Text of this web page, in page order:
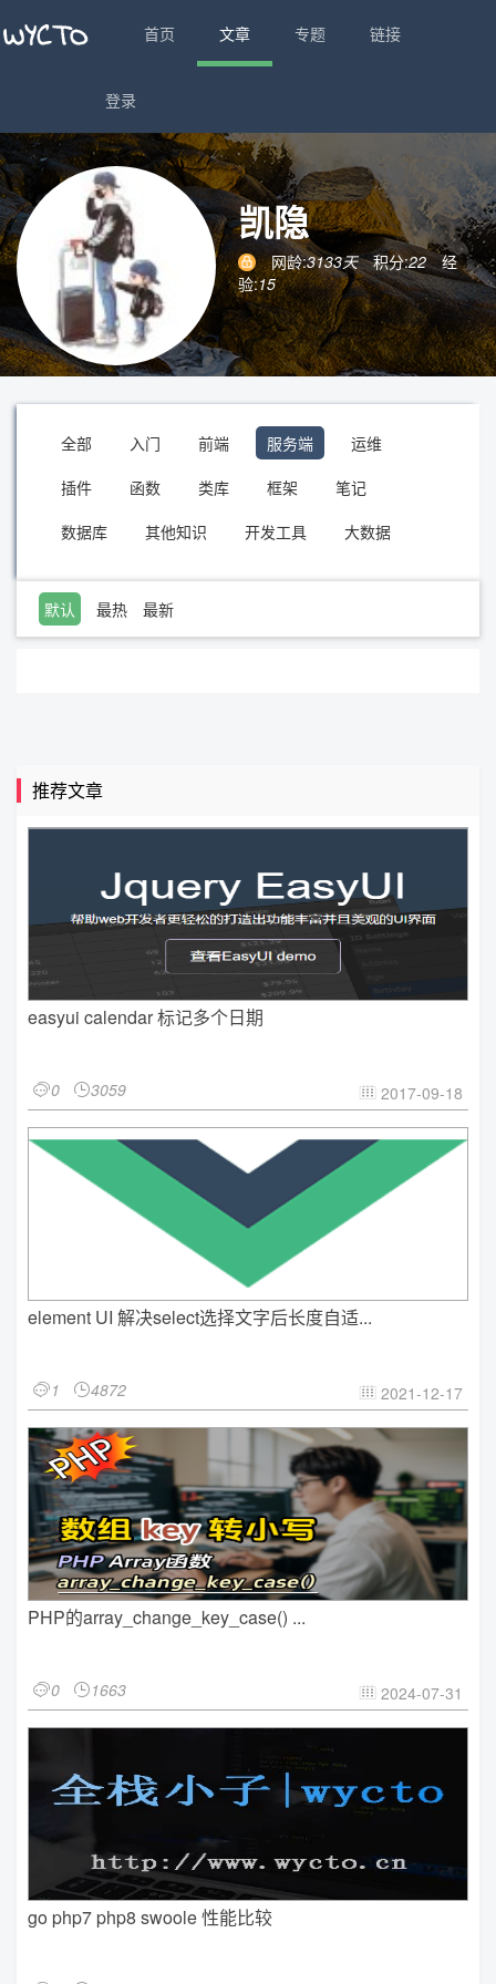
首页 文章 专题 链接
登录
凯隐
网龄:3133天 积分:22
经
验:15
全部 入门 前端 服务端
运维
插件
函数 类库 框架
笔记
数据库
其他知识 开发工具 大数据
默认 最热 最新
推荐文章
easyui calendar 标记多个日期
0 3059  2017-09-18
element UI 解决select选择文字后长度自适...
1 4872  2021-12-17
PHP的array_change_key_case() ...
0 1663  2024-07-31
go php7 php8 swoole 性能比较